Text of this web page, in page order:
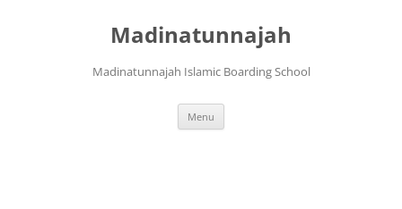
Madinatunnajah
Madinatunnajah Islamic Boarding School
Menu